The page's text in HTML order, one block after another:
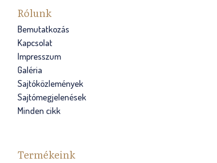
Rólunk
Bemutatkozás
Kapcsolat
Impresszum
Galéria
Sajtóközlemények
Sajtómegjelenések
Minden cikk
Termékeink